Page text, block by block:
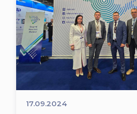
17.09.2024